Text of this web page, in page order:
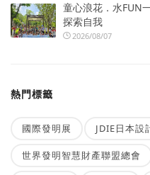
童心浪花．水FUN
探索自我
2026/08/07
熱門標籤
國際發明展 JDIE日本設
世界發明智慧財產聯盟總會